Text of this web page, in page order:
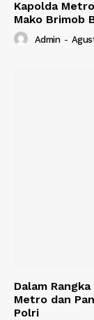
Kapolda
Mako Brimob
Admin -
Dalam
Metro dan
Polri